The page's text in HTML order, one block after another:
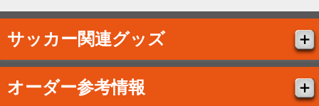
サッカー関連グッズ
オーダー参考情報